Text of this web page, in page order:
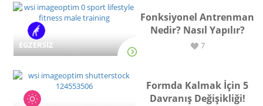
EGZERSİZ
Fonksiyonel Antrenman
Nedir? Nasıl Yapılır?
7
Formda Kalmak İçin 5
Davranış Değişikliği!